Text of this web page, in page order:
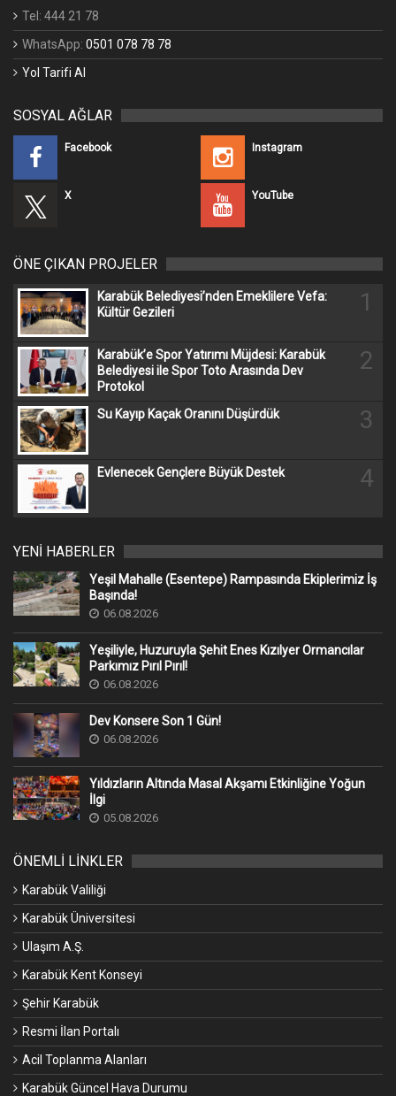
Tel: 444 21 78
WhatsApp: 0501 078 78 78
Yol Tarifi Al
SOSYAL AĞLAR
Facebook Instagram
X YouTube
ÖNE ÇIKAN PROJELER
Karabük Belediyesi’nden Emeklilere Vefa:
Kültür Gezileri
1
Karabük’e Spor Yatırımı Müjdesi: Karabük
Belediyesi ile Spor Toto Arasında Dev
Protokol
2
Su Kayıp Kaçak Oranını Düşürdük 3
Evlenecek Gençlere Büyük Destek 4
YENİ HABERLER
Yeşil Mahalle (Esentepe) Rampasında Ekiplerimiz İş
Başında!
06.08.2026
Yeşiliyle, Huzuruyla Şehit Enes Kızılyer Ormancılar
Parkımız Pırıl Pırıl!
06.08.2026
Dev Konsere Son 1️ Gün!
06.08.2026
Yıldızların Altında Masal Akşamı Etkinliğine Yoğun
İlgi
05.08.2026
ÖNEMLİ LİNKLER
Karabük Valiliği
Karabük Üniversitesi
Ulaşım A.Ş.
Karabük Kent Konseyi
Şehir Karabük
Resmi İlan Portalı
Acil Toplanma Alanları
Karabük Güncel Hava Durumu